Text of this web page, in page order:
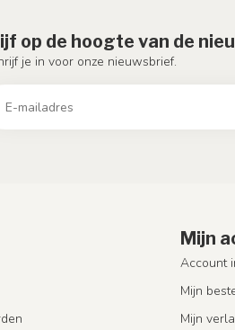
op de hoogte van de
je in voor onze nieuwsbrief.
Mijn
Account
Mijn
Mijn